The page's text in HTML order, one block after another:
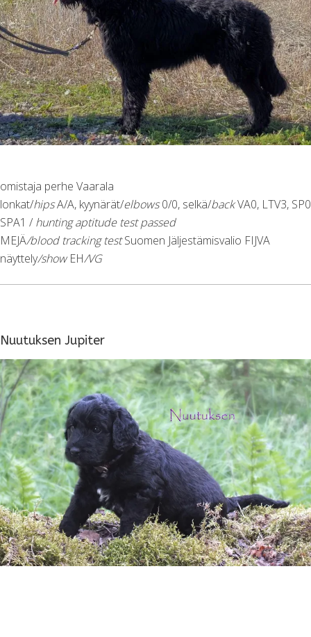
omistaja perhe Vaarala
lonkat/hipsA/A, kyynärät/elbows0/0, selkä/backVA0, LTV3, SP0
SPA1 / hunting aptitude test passed
MEJÄ/blood tracking testSuomen Jäljestämisvalio FIJVA
näyttely/showEH/VG
Nuutuksen Jupiter